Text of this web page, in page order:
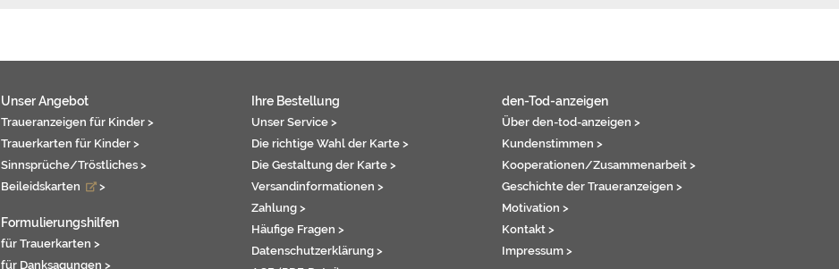
Unser Angebot
Traueranzeigen für Kinder >
Trauerkarten für Kinder >
Sinnsprüche/Tröstliches >
Beileidskarten
>
Formulierungshilfen
für Trauerkarten >
für Danksagungen >
Ihre Bestellung
Unser Service >
Die richtige Wahl der Karte >
Die Gestaltung der Karte >
Versandinformationen >
Zahlung >
Häufige Fragen >
Datenschutzerklärung >
den-Tod-anzeigen
Über den-tod-anzeigen >
Kundenstimmen >
Kooperationen/Zusammenarbeit >
Geschichte der Traueranzeigen >
Motivation >
Kontakt >
Impressum >